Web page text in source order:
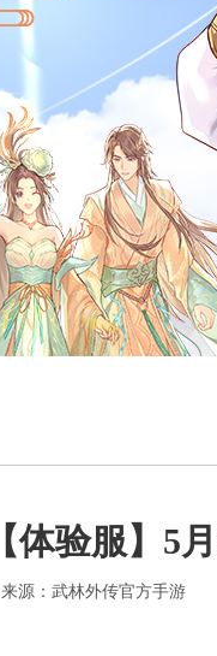
【体验服】5
来源：武林外传官方手游